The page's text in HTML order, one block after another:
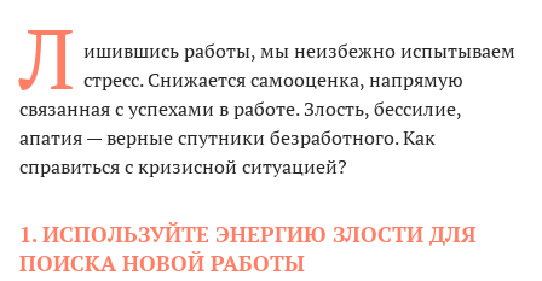
Л ишившись работы, мы неизбежно испытываем
стресс. Снижается самооценка, напрямую
связанная с успехами в работе. Злость, бессилие,
апатия — верные спутники безработного. Как
справиться с кризисной ситуацией?
1. ИСПОЛЬЗУЙТЕ ЭНЕРГИЮ ЗЛОСТИ ДЛЯ
ПОИСКА НОВОЙ РАБОТЫ